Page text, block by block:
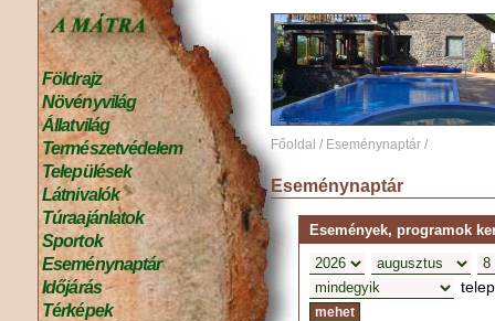
Földrajz
Növényvilág
Állatvilág
Természetvédelem
Települések
Látnivalók
Túraajánlatok
Sportok
Eseménynaptár
Időjárás
Térképek
Főoldal / Eseménynaptár /
Eseménynaptár
Események, programok